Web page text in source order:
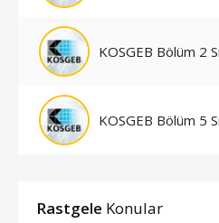
KOSGEB Bölüm 2
KOSGEB Bölüm 5
Rastgele Konular